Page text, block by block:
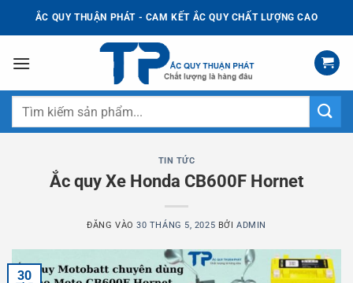
dung
ẮC QUY THUẬN PHÁT - CAM KẾT ẮC QUY CHẤT LƯỢNG CAO
Tìm
TIN TỨC
Ắc quy Xe Honda CB600F Hornet
ĐĂNG VÀO30 THÁNG 5, 2025 BỞI ADMIN
30